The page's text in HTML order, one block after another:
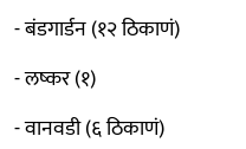
- बंडगार्डन (१२ ठिकाणं)
- लष्कर (१)
- वानवडी (६ ठिकाणं)